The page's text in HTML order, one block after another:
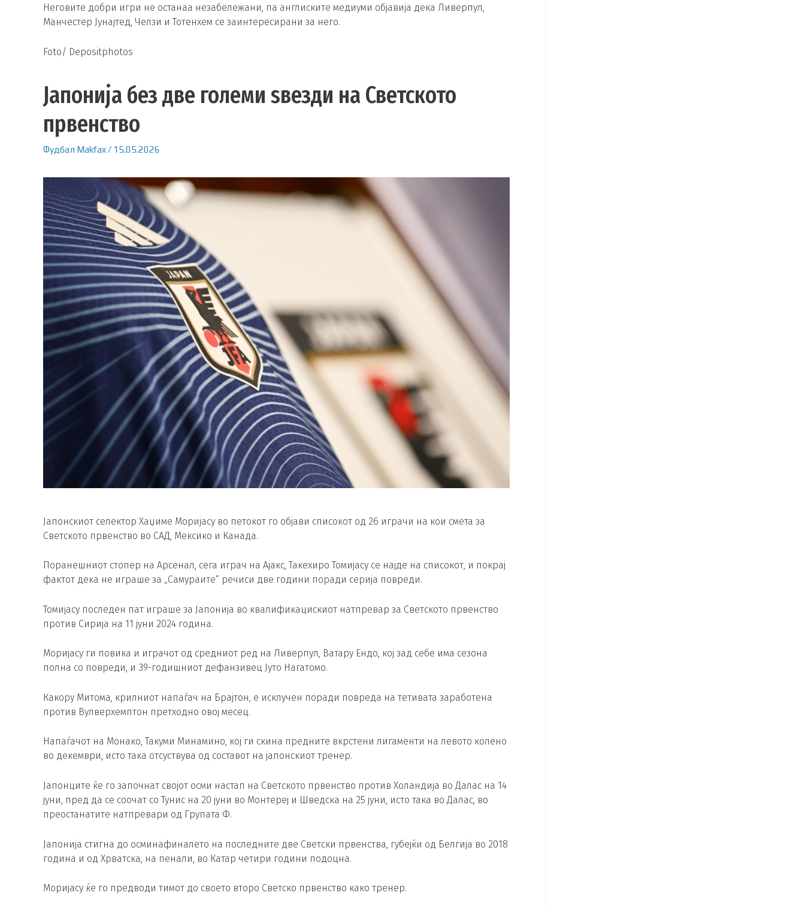
Неговите добри игри не останаа незабележани, па англиските медиуми објавија дека Ливерпул,
Манчестер Јунајтед, Челзи и Тотенхем се заинтересирани за него.
Foto/ Depositphotos
Јапонија без две големи ѕвезди на Светското
првенство
Фудбал Makfax/ 15.05.2026
Јапонскиот селектор Хаџиме Моријасу во петокот го објави списокот од 26 играчи на кои смета за
Светското првенство во САД, Мексико и Канада.
Поранешниот стопер на Арсенал, сега играч на Ајакс, Такехиро Томијасу се најде на списокот, и покрај
фактот дека не играше за „Самураите“ речиси две години поради серија повреди.
Томијасу последен пат играше за Јапонија во квалификацискиот натпревар за Светското првенство
против Сирија на 11 јуни 2024 година.
Моријасу ги повика и играчот од средниот ред на Ливерпул, Ватару Ендо, кој зад себе има сезона
полна со повреди, и 39-годишниот дефанзивец Јуто Нагатомо.
Какору Митома, крилниот напаѓач на Брајтон, е исклучен поради повреда на тетивата заработена
против Вулверхемптон претходно овој месец.
Напаѓачот на Монако, Такуми Минамино, кој ги скина предните вкрстени лигаменти на левото колено
во декември, исто така отсуствува од составот на јапонскиот тренер.
Јапонците ќе го започнат својот осми настап на Светското првенство против Холандија во Далас на 14
јуни, пред да се соочат со Тунис на 20 јуни во Монтереј и Шведска на 25 јуни, исто така во Далас, во
преостанатите натпревари од Групата Ф.
Јапонија стигна до осминафиналето на последните две Светски првенства, губејќи од Белгија во 2018
година и од Хрватска, на пенали, во Катар четири години подоцна.
Моријасу ќе го предводи тимот до своето второ Светско првенство како тренер.